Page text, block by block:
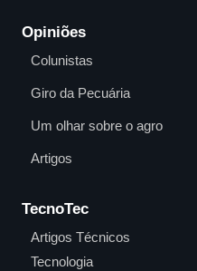
Opiniões
Colunistas
Giro da Pecuária
Um olhar sobre o agro
Artigos
TecnoTec
Artigos Técnicos
Tecnologia